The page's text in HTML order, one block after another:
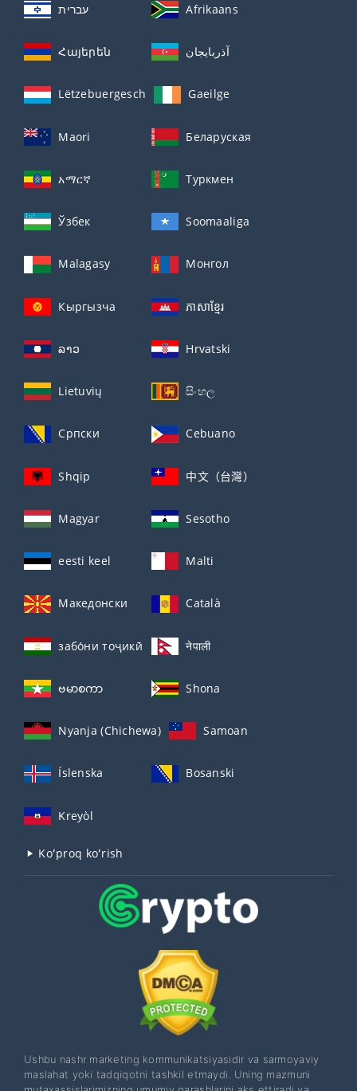
עברית Afrikaans
Հայերեն آذربايجان
Lëtzebuergesch Gaeilge
Maori Беларуская
አማርኛ Туркмен
Ўзбек Soomaaliga
Malagasy Монгол
Кыргызча ភាសាខ្មែរ
ລາວ Hrvatski
Lietuvių සිංහල
Српски Cebuano
Shqip 中文（台灣）
Magyar Sesotho
eesti keel Malti
Македонски Català
забо́ни тоҷикӣ́ नेपाली
ဗမာစကာ Shona
Nyanja (Chichewa) Samoan
Íslenska Bosanski
Kreyòl
Koʻproq koʻrish
Ushbu nashr marketing kommunikatsiyasidir va sarmoyaviy
maslahat yoki tadqiqotni tashkil etmaydi. Uning mazmuni